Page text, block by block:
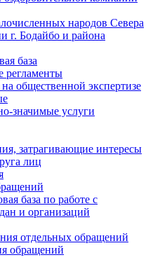
народов Севера
г. Бодайбо и района
база
регламенты
общественной экспертизе
значимые услуги
затрагивающие интересы
лиц
база по работе с
и организаций
отдельных обращений
обращений